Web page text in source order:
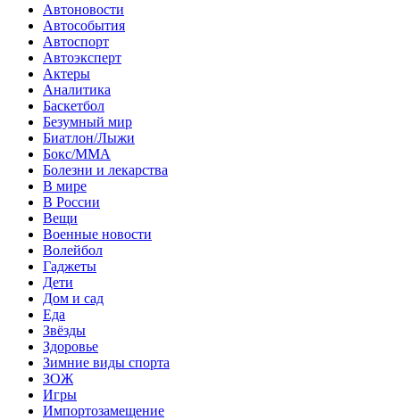
Автоновости
Автособытия
Автоспорт
Автоэксперт
Актеры
Аналитика
Баскетбол
Безумный мир
Биатлон/Лыжи
Бокс/MMA
Болезни и лекарства
В мире
В России
Вещи
Военные новости
Волейбол
Гаджеты
Дети
Дом и сад
Еда
Звёзды
Здоровье
Зимние виды спорта
ЗОЖ
Игры
Импортозамещение